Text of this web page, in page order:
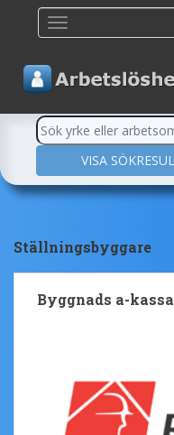
Ställningsbyggare
Byggnads a-kassa